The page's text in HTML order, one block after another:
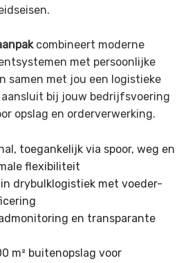
combineert moderne
met persoonlijke
samen met jou een logistieke
bij jouw bedrijfsvoering
opslag en orderverwerking.
toegankelijk via spoor, weg en
flexibiliteit
drybulklogistiek met voeder-
en transparante
m² buitenopslag voor